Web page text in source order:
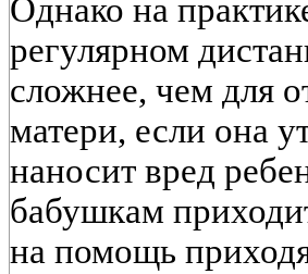
Однако на
регулярном
сложнее, чем для
матери, если она
наносит вред
бабушкам
на помощь